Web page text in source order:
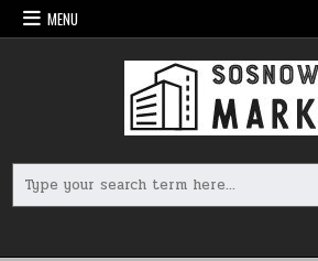
Skip
to
MENU
for: